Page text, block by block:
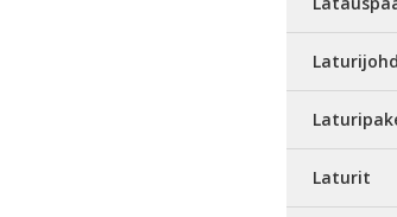
Laturit